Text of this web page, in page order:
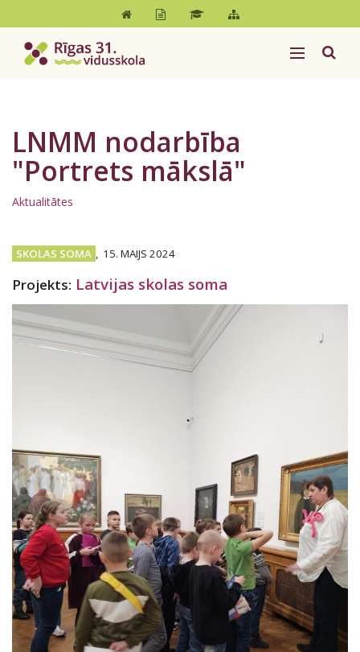
LNMM nodarbība
"Portrets mākslā"
Aktualitātes
SKOLAS SOMA , 15. MAIJS 2024
Projekts: Latvijas skolas soma